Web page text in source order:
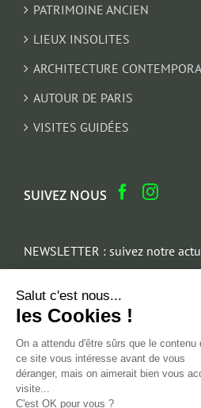
PATRIMOINE ANCIEN
LIEUX INSOLITES
ARCHITECTURE
AUTOUR DE PARIS
VISITES GUIDÉES
SUIVEZ NOUS
NEWSLETTER : suivez notre
cadeau un parcours
Email
Salut c'est nous...
les Cookies !
On a attendu d'être sûrs que le contenu
ce site vous intéresse avant de vous
déranger, mais on aimerait bien vous
visite...
C'est OK pour vous ?